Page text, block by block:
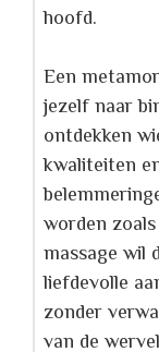
hoofd.
Een
jezelf naar
ontdekken
kwaliteiten
worden
massage wil
liefdevolle
zonder
van de